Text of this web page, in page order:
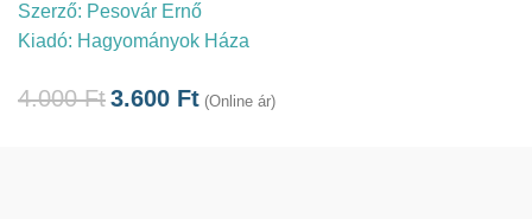
Szerző: Pesovár Ernő
Kiadó: Hagyományok Háza
4.000Ft3.600 Ft (Online ár)